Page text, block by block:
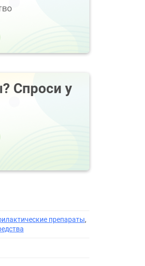
Спроси у
препараты,